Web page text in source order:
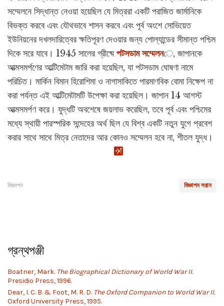
সম্মেলনে সিদ্ধান্ত নেওয়া হয়েছিল যে মিত্ররা একটি পরাজিত জার্মানিকে
বিভক্ত করবে এবং যৌথভাবে শাসন করবে এবং পূর্ব অংশে সোভিয়েত
ইউনিয়নের দখলদারিত্বের ক্ষতিপূরণ দেওয়ার জন্য পোল্যান্ডের সীমান্ত পশ্চিম
দিকে সরে যাবে। 1945 সালের গ্রীষ্মেপটসডাম সম্মেলনে, জাপানকে
আত্মসমর্পণের আল্টিমেটাম জারি করা হয়েছিল, যা পটসডাম ঘোষণা নামে
পরিচিত। মার্কিন বিমান হিরোশিমা ও নাগাসাকিতে পারমাণবিক বোমা নিক্ষেপ না
করা পর্যন্ত এই আল্টিমেটামটি উপেক্ষা করা হয়েছিল। জাপান 14 আগস্ট
আত্মসমর্পণ করে। যুদ্ধটি অবশেষে জয়লাভ করেছিল, তবে পূর্ব এবং পশ্চিমের
মধ্যে স্থায়ী পারস্পরিক সন্দেহের অর্থ ছিল যে বিশ্ব একটি নতুন যুগে প্রবেশ
করার সাথে সাথে মিত্র নেতাদের আর কোনও সম্মেলন হবে না, শীতল যুদ্ধ।
বিজ্ঞাপন সরান
বিজ্ঞাপন
গ্রন্থপঞ্জী
Boatner, Mark. The Biographical Dictionary of World War II.
Presidio Press, 1996.
Dear, I. C. B. & Foot, M. R. D. The Oxford Companion to World War II.
Oxford University Press, 1995.